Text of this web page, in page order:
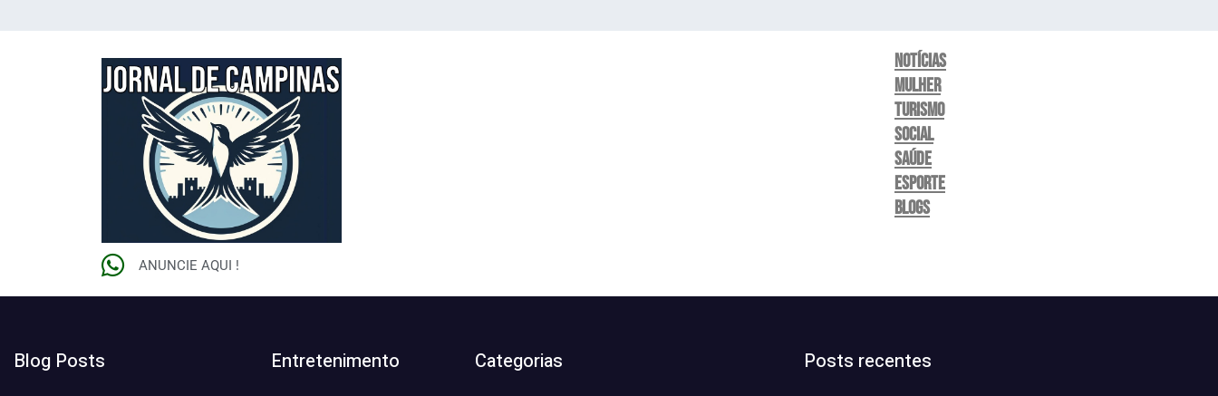
ANUNCIE AQUI !
Notícias
Mulher
Turismo
Social
Saúde
Esporte
Blogs
Blog Posts Entretenimento Categorias Posts recentes